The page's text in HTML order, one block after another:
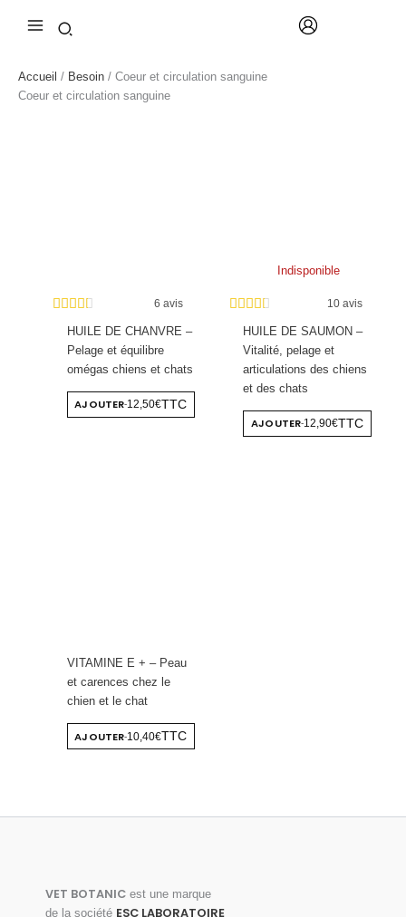
Accueil / Besoin / Coeur et circulation sanguine
Coeur et circulation sanguine
6 avis
HUILE DE CHANVRE –
Pelage et équilibre
omégas chiens et chats
AJOUTER-12,50€TTC
Indisponible
10 avis
HUILE DE SAUMON –
Vitalité, pelage et
articulations des chiens
et des chats
AJOUTER-12,90€TTC
VITAMINE E + – Peau
et carences chez le
chien et le chat
AJOUTER-10,40€TTC
VET BOTANIC est une marque
de la société ESC LABORATOIRE